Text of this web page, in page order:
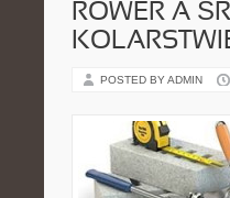
ROWER A
POSTED BY ADMIN